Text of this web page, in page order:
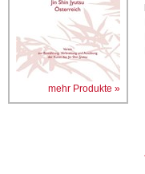
mehr Produkte »